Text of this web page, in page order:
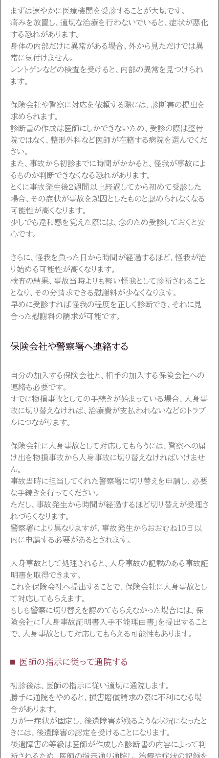
まずは速やかに医療機関を受診することが大切です。
痛みを放置し、適切な治療を行わないでいると、症状が悪化
する恐れがあります。
身体の内部だけに異常がある場合、外から見ただけでは異
常に気付けません。
レントゲンなどの検査を受けると、内部の異常を見つけられ
ます。
保険会社や警察に対応を依頼する際には、診断書の提出を
求められます。
診断書の作成は医師にしかできないため、受診の際は整骨
院ではなく、整形外科など医師が在籍する病院を選んでくだ
さい。
また、事故から初診までに時間がかかると、怪我が事故によ
るものか判断できなくなる恐れがあります。
とくに事故発生後2週間以上経過してから初めて受診した
場合、その症状が事故を起因としたものと認められなくなる
可能性が高くなります。
少しでも違和感を覚えた際には、念のため受診しておくと安
心です。
さらに、怪我を負った日から時間が経過するほど、怪我が治
り始める可能性が高くなります。
検査の結果、事故当時よりも軽い怪我として診断されること
となり、その分請求できる慰謝料が少なくなります。
早めに受診すれば怪我の程度を正しく診断でき、それに見
合った慰謝料の請求が可能です。
保険会社や警察署へ連絡する
自分の加入する保険会社と、相手の加入する保険会社への
連絡も必要です。
すでに物損事故としての手続きが始まっている場合、人身事
故に切り替えなければ、治療費が支払われないなどのトラブ
ルにつながります。
保険会社に人身事故として対応してもらうには、警察への届
け出を物損事故から人身事故に切り替えなければいけませ
ん。
事故当時に担当してくれた警察署に切り替えを申請し、必要
な手続きを行ってください。
ただし、事故発生から時間が経過するほど切り替えが受理さ
れづらくなります。
警察署により異なりますが、事故発生からおおむね10日以
内に申請する必要があるとされます。
人身事故として処理されると、人身事故の記載のある事故証
明書を取得できます。
これを保険会社へ提出することで、保険会社に人身事故とし
て対応してもらえます。
もしも警察に切り替えを認めてもらえなかった場合には、保
険会社に「人身事故証明書入手不能理由書」を提出すること
で、人身事故として対応してもらえる可能性もあります。
医師の指示に従って通院する
初診後は、医師の指示に従い適切に通院します。
勝手に通院をやめると、損害賠償請求の際に不利になる場
合があります。
万が一症状が固定し、後遺障害が残るような状況になったと
きには、後遺障害の認定を受けることになります。
後遺障害の等級は医師が作成した診断書の内容によって判
断されるため、医師の指示通り通院し、治療や症状の記録を